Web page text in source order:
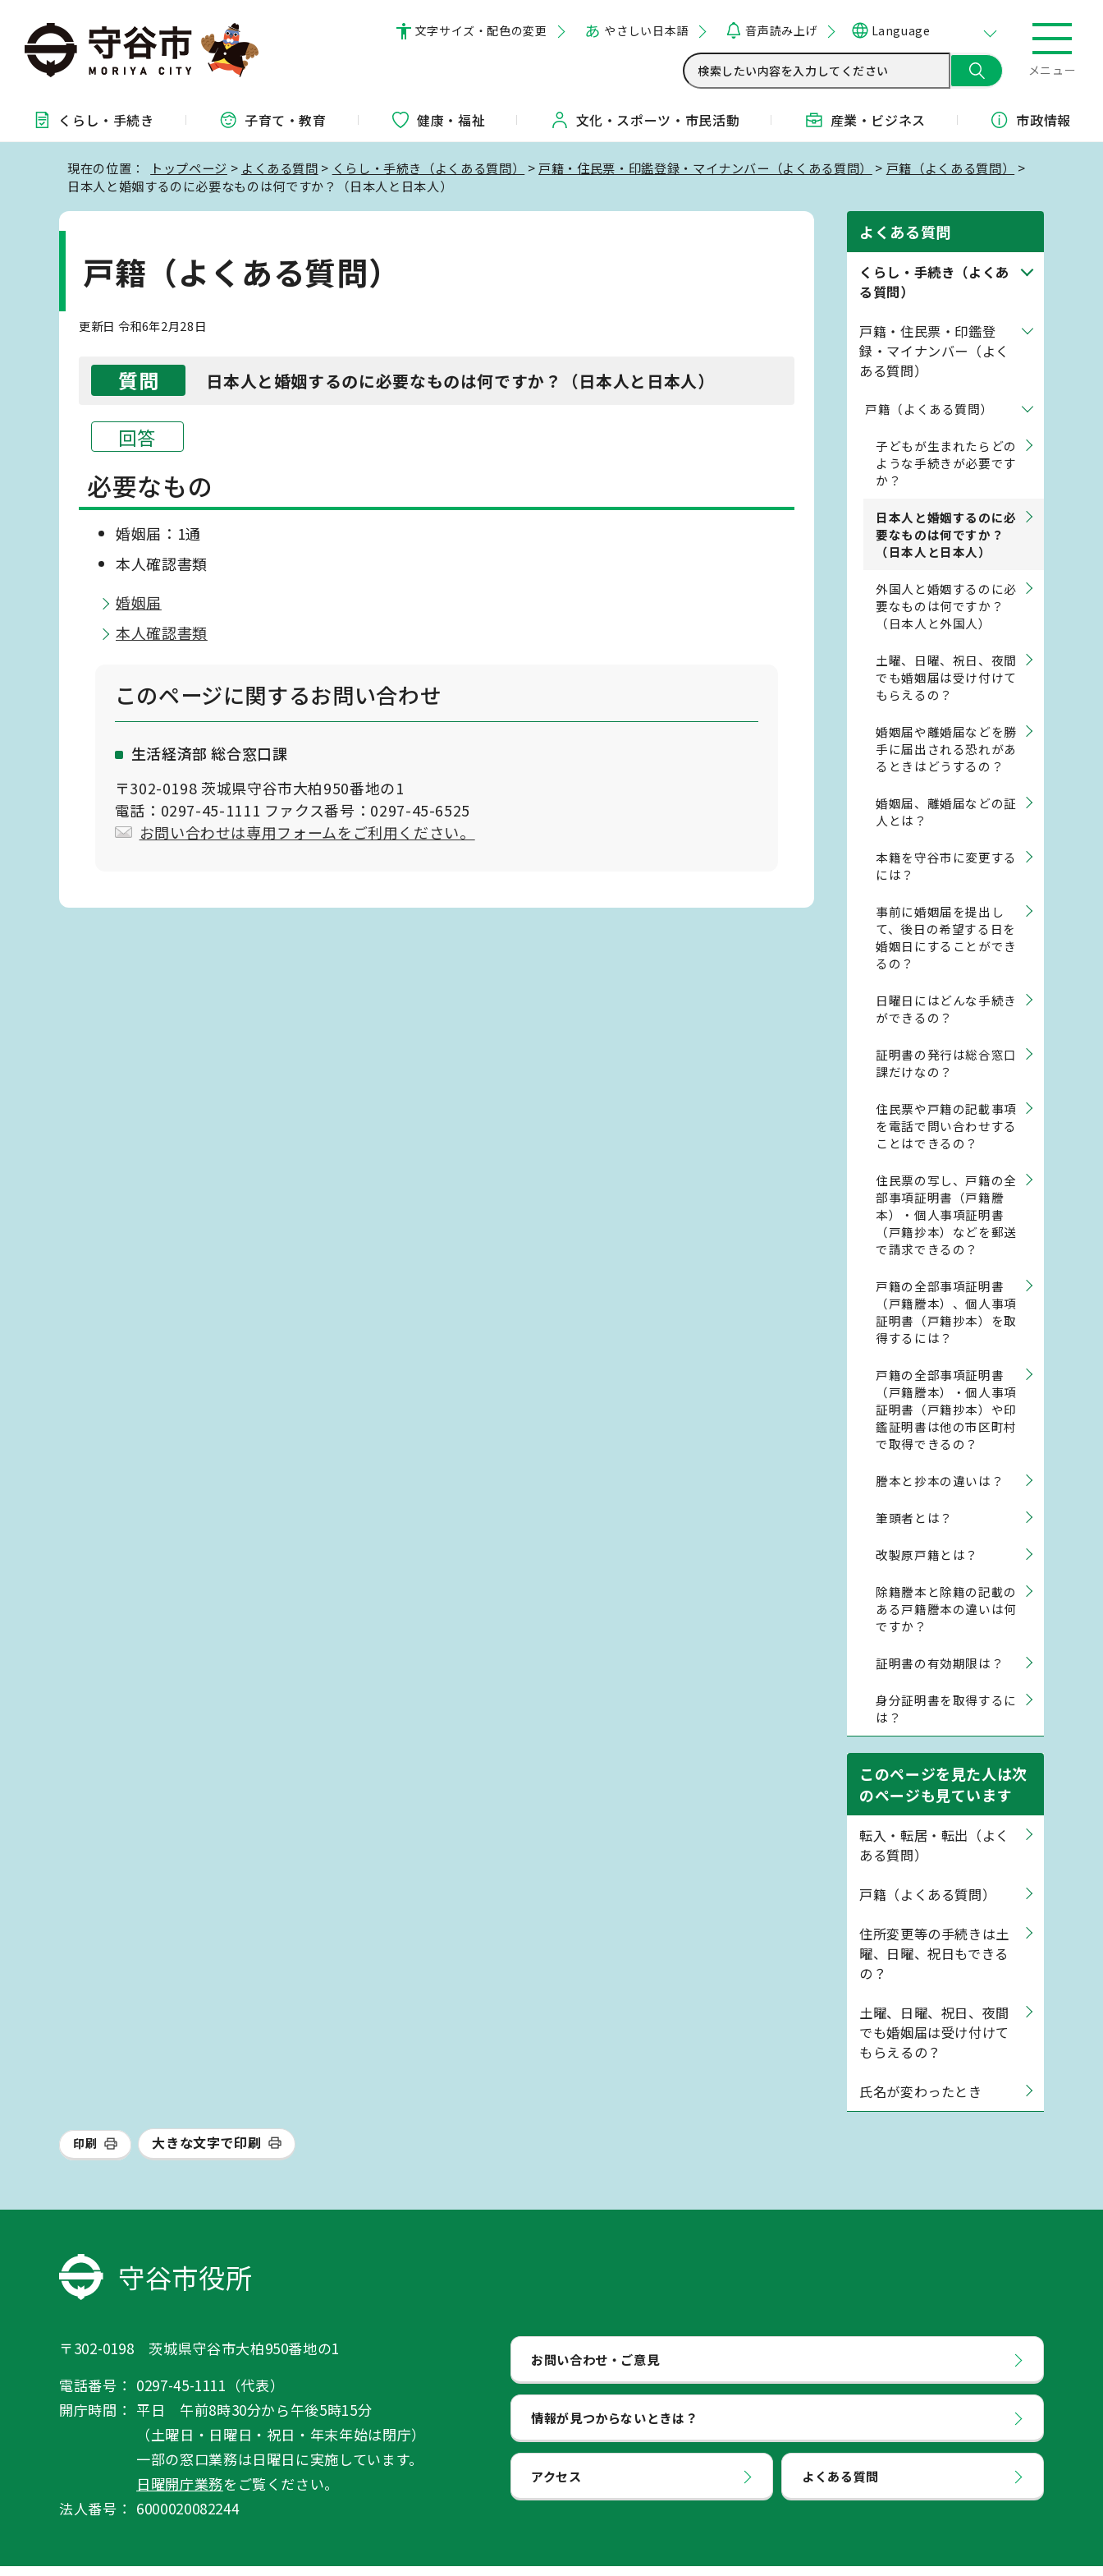
文字サイズ・配色の変更 やさしい日本語 音声読み上げ Language
メニュー
くらし・ 手続き 子育て・教育 健康・福祉 文化・ スポーツ・ 市民活動 産業・ ビジネス 市政情報
現在の位置： トップページ > よくある質問 > くらし・手続き（よくある質問） > 戸籍・住民票・印鑑登録・マイナンバー（よくある質問） > 戸籍（よくある質問）
>
日本人と婚姻するのに必要なものは何ですか？（日本人と日本人）
戸籍（よくある質問）
更新日 令和6年2月28日
質問 日本人と婚姻するのに必要なものは何ですか？（日本人と日本人）
回答
必要なもの
婚姻届：1通
本人確認書類
婚姻届
本人確認書類
このページに関するお問い合わせ
生活経済部 総合窓口課
〒302-0198 茨城県守谷市大柏950番地の1
電話：0297-45-1111 ファクス番号：0297-45-6525
お問い合わせは専用フォームをご利用ください。
よくある質問
くらし・手続き（よくあ
る質問）
戸籍・住民票・印鑑登
録・マイナンバー（よく
ある質問）
戸籍（よくある質問）
子どもが生まれたらどの
ような手続きが必要です
か？
日本人と婚姻するのに必
要なものは何ですか？
（日本人と日本人）
外国人と婚姻するのに必
要なものは何ですか？
（日本人と外国人）
土曜、日曜、祝日、夜間
でも婚姻届は受け付けて
もらえるの？
婚姻届や離婚届などを勝
手に届出される恐れがあ
るときはどうするの？
婚姻届、離婚届などの証
人とは？
本籍を守谷市に変更する
には？
事前に婚姻届を提出し
て、後日の希望する日を
婚姻日にすることができ
るの？
日曜日にはどんな手続き
ができるの？
証明書の発行は総合窓口
課だけなの？
住民票や戸籍の記載事項
を電話で問い合わせする
ことはできるの？
住民票の写し、戸籍の全
部事項証明書（戸籍謄
本）・個人事項証明書
（戸籍抄本）などを郵送
で請求できるの？
戸籍の全部事項証明書
（戸籍謄本）、個人事項
証明書（戸籍抄本）を取
得するには？
戸籍の全部事項証明書
（戸籍謄本）・個人事項
証明書（戸籍抄本）や印
鑑証明書は他の市区町村
で取得できるの？
謄本と抄本の違いは？
筆頭者とは？
改製原戸籍とは？
除籍謄本と除籍の記載の
ある戸籍謄本の違いは何
ですか？
証明書の有効期限は？
身分証明書を取得するに
は？
このページを見た人は次
のページも見ています
転入・転居・転出（よく
ある質問）
戸籍（よくある質問）
住所変更等の手続きは土
曜、日曜、祝日もできる
の？
土曜、日曜、祝日、夜間
でも婚姻届は受け付けて
もらえるの？
氏名が変わったとき
印刷 大きな文字で印刷
守谷市役所
〒302-0198 茨城県守谷市大柏950番地の1
電話番号： 0297-45-1111（代表）
開庁時間： 平日 午前8時30分から午後5時15分
（土曜日・日曜日・祝日・年末年始は閉庁）
一部の窓口業務は日曜日に実施しています。
日曜開庁業務をご覧ください。
法人番号： 6000020082244
お問い合わせ・ご意見
情報が見つからないときは？
アクセス よくある質問